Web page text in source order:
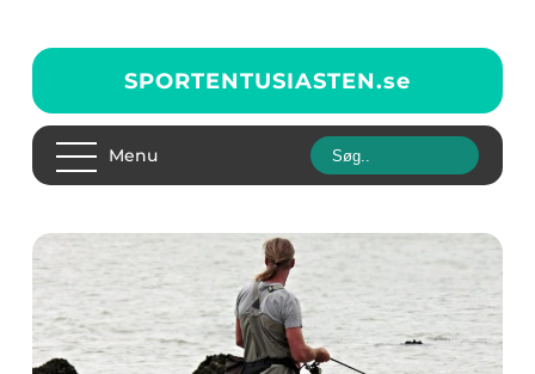
SPORTENTUSIASTEN.se
Menu